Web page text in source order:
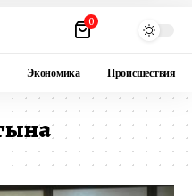
0
Экономика Происшествия